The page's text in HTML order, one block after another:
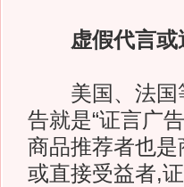
虚假代言
美国、法国等
告就是“证言广
商品推荐者也
或直接受益者,